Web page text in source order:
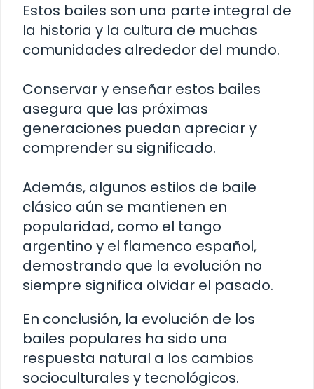
Estos bailes son una parte integral de
la historia y la cultura de muchas
comunidades alrededor del mundo.
Conservar y enseñar estos bailes
asegura que las próximas
generaciones puedan apreciar y
comprender su significado.
Además, algunos estilos de baile
clásico aún se mantienen en
popularidad, como el tango
argentino y el flamenco español,
demostrando que la evolución no
siempre significa olvidar el pasado.
En conclusión, la evolución de los
bailes populares ha sido una
respuesta natural a los cambios
socioculturales y tecnológicos.